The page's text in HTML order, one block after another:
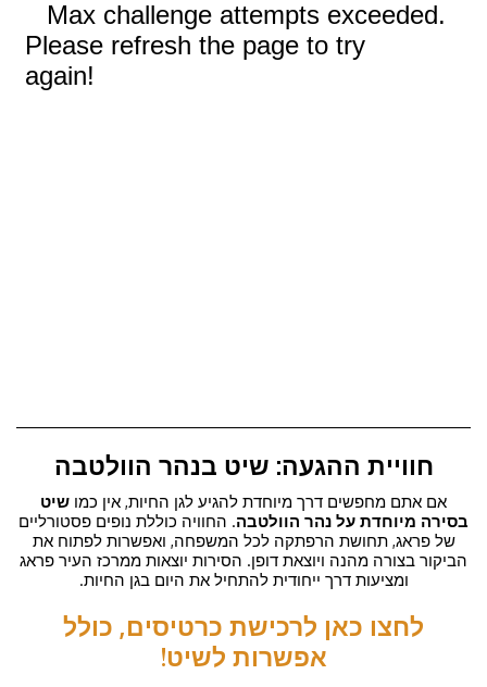
חוויית ההגעה: שיט בנהר הוולטבה
אם אתם מחפשים דרך מיוחדת להגיע לגן החיות, אין כמו שיט
בסירה מיוחדת על נהר הוולטבה. החוויה כוללת נופים פסטורליים
של פראג, תחושת הרפתקה לכל המשפחה, ואפשרות לפתוח את
הביקור בצורה מהנה ויוצאת דופן. הסירות יוצאות ממרכז העיר פראג
ומציעות דרך ייחודית להתחיל את היום בגן החיות.
לחצו כאן לרכישת כרטיסים, כולל
אפשרות לשיט!